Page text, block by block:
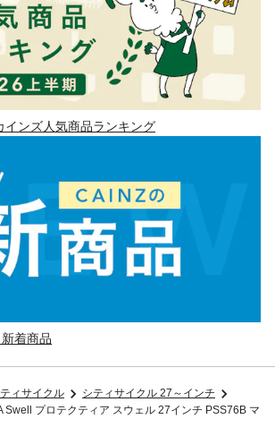
インズ人気商品ランキング
着商品
ィサイクル
シティサイクル 27～インチ
Swell プロテクティア スウェル 27インチ PSS76B マ